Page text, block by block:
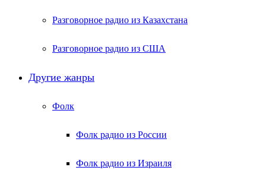
Разговорное радио из Казахстана
Разговорное радио из США
Другие жанры
Фолк
Фолк радио из России
Фолк радио из Израиля